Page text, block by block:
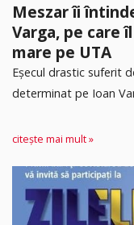
Meszar îi
Varga, pe care
mare pe UTA
Eșecul drastic suferit
determinat pe Ioan
citește mai mult »